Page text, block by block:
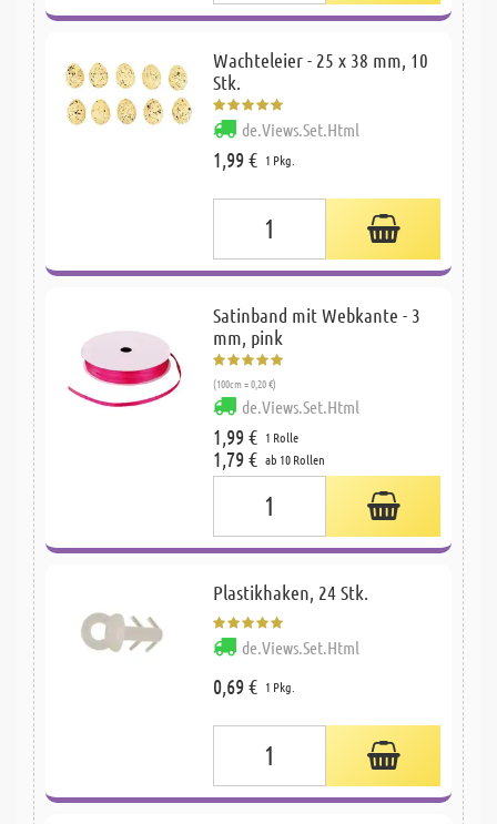
Wachteleier - 25 x 38 mm, 10
Stk.
de.Views.Set.Html
1,99 € 1 Pkg.
Satinband mit Webkante - 3
mm, pink
(100cm = 0,20 €)
de.Views.Set.Html
1,99 € 1 Rolle
1,79 € ab 10 Rollen
Plastikhaken, 24 Stk.
de.Views.Set.Html
0,69 € 1 Pkg.